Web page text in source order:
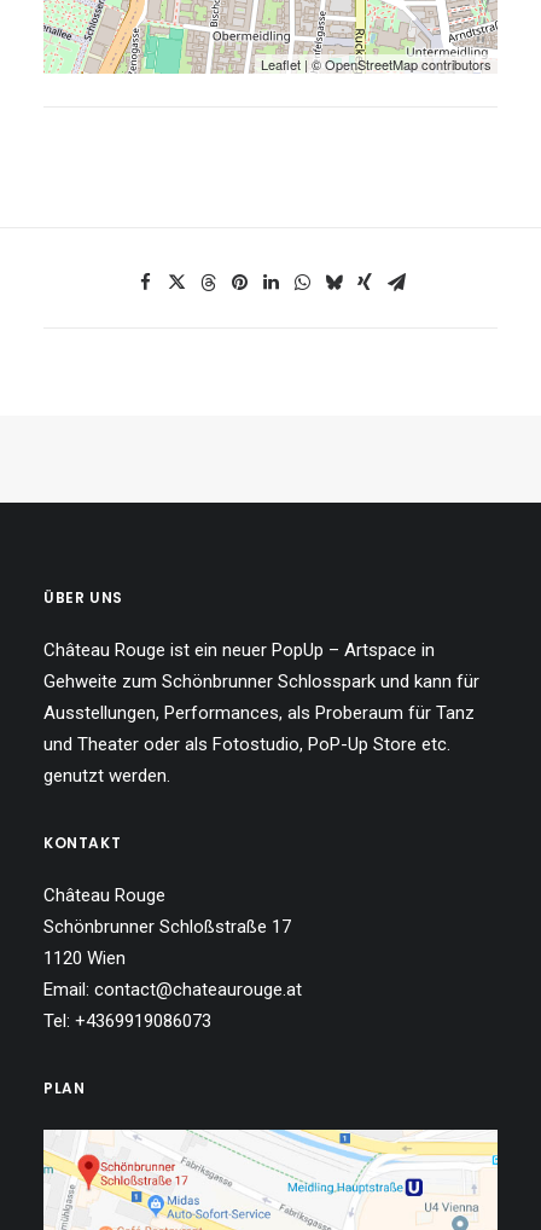
Leaflet | ©OpenStreetMapcontributors
ÜBER UNS
Château Rouge ist ein neuer PopUp – Artspace in
Gehweite zum Schönbrunner Schlosspark und kann für
Ausstellungen, Performances, als Proberaum für Tanz
und Theater oder als Fotostudio, PoP-Up Store etc.
genutzt werden.
KONTAKT
Château Rouge
Schönbrunner Schloßstraße 17
1120 Wien
Email: contact@chateaurouge.at
Tel: +4369919086073
PLAN